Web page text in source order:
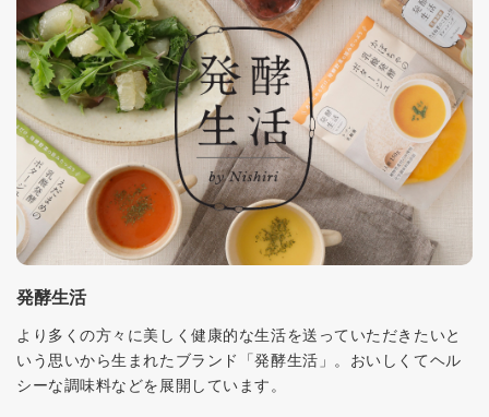
発酵生活
より多くの方々に美しく健康的な生活を送っていただきたいと
いう思いから生まれたブランド「発酵生活」。おいしくてヘル
シーな調味料などを展開しています。